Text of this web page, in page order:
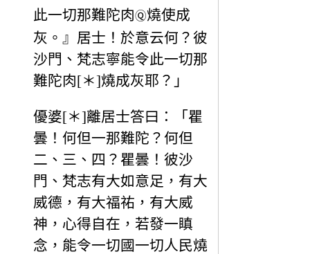
此一切那難陀肉Ⓠ燒使成
灰。』居士！於意云何？彼
沙門、梵志寧能令此一切那
難陀肉[＊]燒成灰耶？」
優婆[＊]離居士答曰：「瞿
曇！何但一那難陀？何但
二、三、四？瞿曇！彼沙
門、梵志有大如意足，有大
威德，有大福祐，有大威
神，心得自在，若發一瞋
念，能令一切國一切人民燒